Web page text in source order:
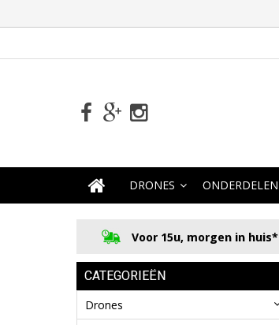
DRONES ONDERDELEN
Voor 15u, morgen in huis*
CATEGORIEËN
Drones